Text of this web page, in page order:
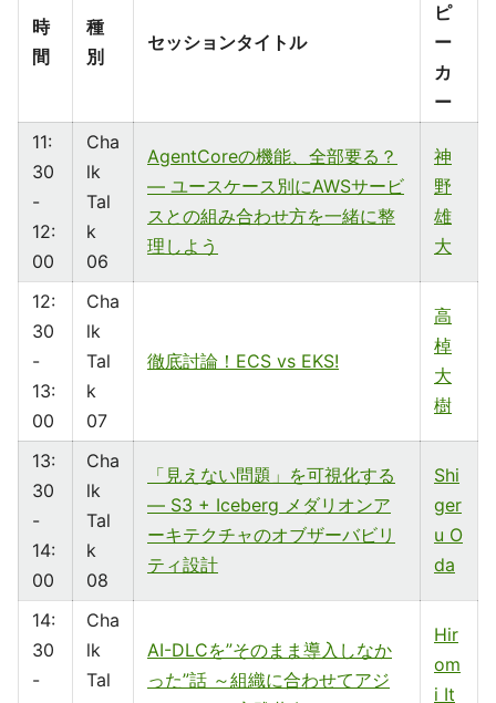
時
間
種
別
セッションタイトル
ピ
ー
カ
ー
11:
30
-
12:
00
Cha
lk
Tal
k
06
AgentCoreの機能、全部要る？
― ユースケース別にAWSサービ
スとの組み合わせ方を一緒に整
理しよう
神
野
雄
大
12:
30
-
13:
00
Cha
lk
Tal
k
07
徹底討論！ECS vs EKS!
高
棹
大
樹
13:
30
-
14:
00
Cha
lk
Tal
k
08
「見えない問題」を可視化する
― S3 + Iceberg メダリオンア
ーキテクチャのオブザーバビリ
ティ設計
Shi
ger
u O
da
14:
30
-
Cha
lk
Tal
AI-DLCを”そのまま導入しなか
った”話 ～組織に合わせてアジ
Hir
om
i It